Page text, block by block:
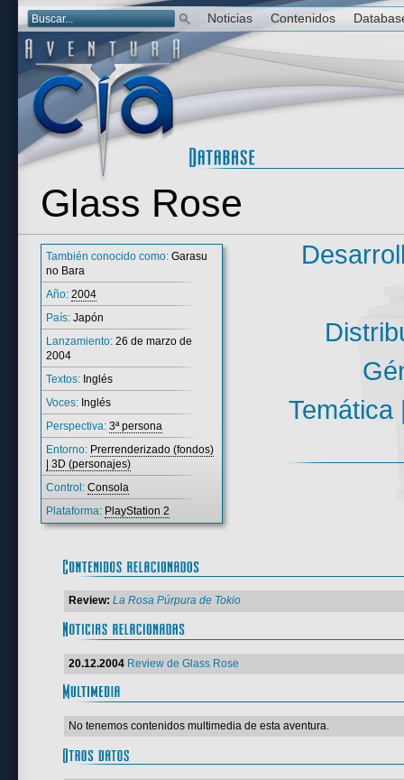
Noticias Contenidos
Glass Rose
También conocido como: Garasu
no Bara
Año: 2004
País: Japón
Lanzamiento: 26 de marzo de
2004
Textos: Inglés
Voces: Inglés
Perspectiva: 3ª persona
Entorno: Prerrenderizado (fondos)
| 3D (personajes)
Control: Consola
Plataforma: PlayStation 2
Temática
Review: La Rosa Púrpura de Tokio
20.12.2004 Review de Glass Rose
No tenemos contenidos multimedia de esta aventura.